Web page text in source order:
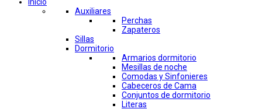
Inicio
Auxiliares
Perchas
Zapateros
Sillas
Dormitorio
Armarios dormitorio
Mesillas de noche
Comodas y Sinfonieres
Cabeceros de Cama
Conjuntos de dormitorio
Literas